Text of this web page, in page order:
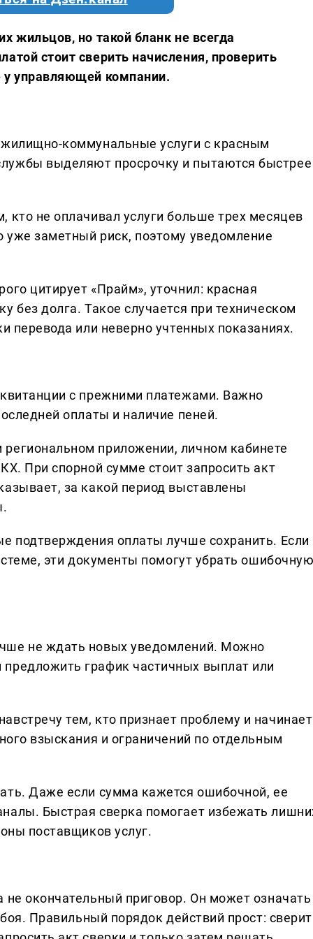
жильцов, но такой бланк не всегда
стоит сверить начисления, проверить
у управляющей компании.
коммунальные услуги с красным
выделяют просрочку и пытаются быстрее
не оплачивал услуги больше трех месяцев
заметный риск, поэтому уведомление
цитирует «Прайм», уточнил: красная
без долга. Такое случается при техническом
перевода или неверно учтенных показаниях.
с прежними платежами. Важно
оплаты и наличие пеней.
приложении, личном кабинете
При спорной сумме стоит запросить акт
за какой период выставлены
подтверждения оплаты лучше сохранить. Если
эти документы помогут убрать
не ждать новых уведомлений. Можно
график частичных выплат или
тем, кто признает проблему и начинает
взыскания и ограничений по отдельным
Даже если сумма кажется ошибочной, ее
Быстрая сверка помогает избежать
поставщиков услуг.
окончательный приговор. Он может означать
Правильный порядок действий прост: